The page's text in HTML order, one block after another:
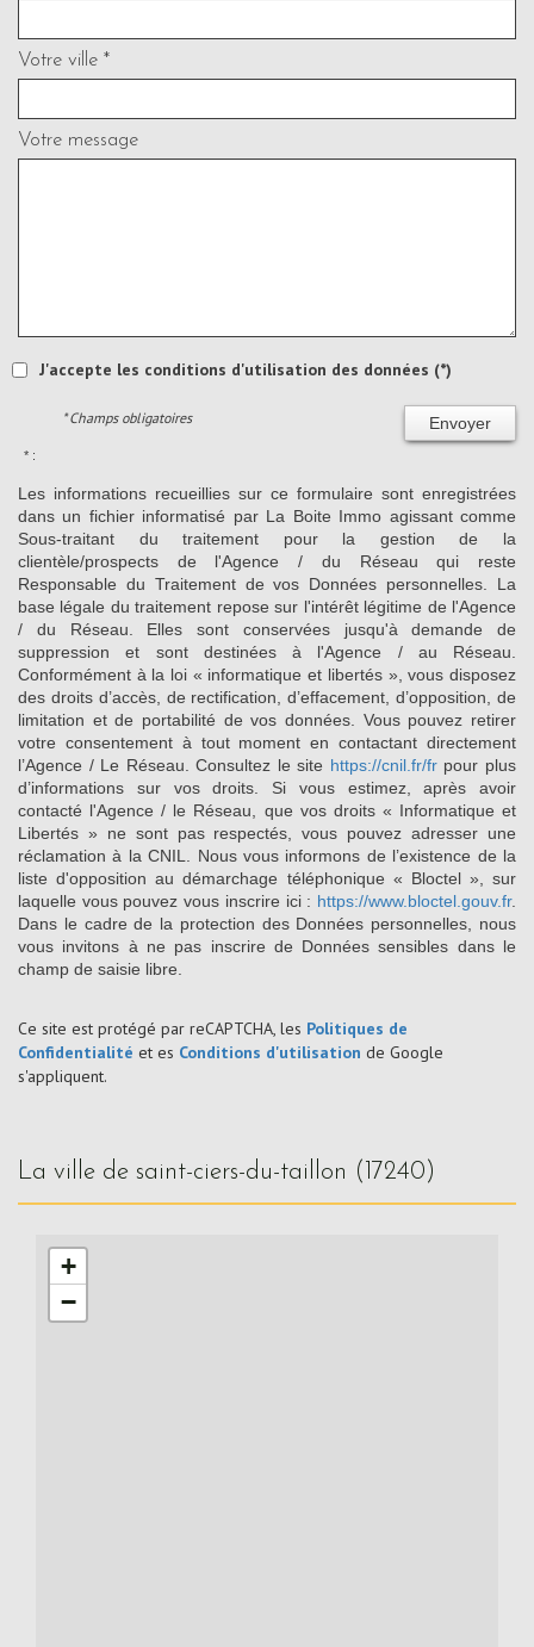
Votre ville *
Votre message
J'accepte les conditions d'utilisation des données (*)
Envoyer
* Champs obligatoires
* :
Les informations recueillies sur ce formulaire sont enregistrées
dans un fichier informatisé par La Boite Immo agissant comme
Sous-traitant du traitement pour la gestion de la
clientèle/prospects de l'Agence / du Réseau qui reste
Responsable du Traitement de vos Données personnelles. La
base légale du traitement repose sur l'intérêt légitime de l'Agence
/ du Réseau. Elles sont conservées jusqu'à demande de
suppression et sont destinées à l'Agence / au Réseau.
Conformément à la loi « informatique et libertés », vous disposez
des droits d’accès, de rectification, d’effacement, d’opposition, de
limitation et de portabilité de vos données. Vous pouvez retirer
votre consentement à tout moment en contactant directement
l’Agence / Le Réseau. Consultez le site https://cnil.fr/frpour plus
d’informations sur vos droits. Si vous estimez, après avoir
contacté l'Agence / le Réseau, que vos droits « Informatique et
Libertés » ne sont pas respectés, vous pouvez adresser une
réclamation à la CNIL. Nous vous informons de l’existence de la
liste d'opposition au démarchage téléphonique « Bloctel », sur
laquelle vous pouvez vous inscrire ici : https://www.bloctel.gouv.fr.
Dans le cadre de la protection des Données personnelles, nous
vous invitons à ne pas inscrire de Données sensibles dans le
champ de saisie libre.
Ce site est protégé par reCAPTCHA, les Politiques de
Confidentialité et es Conditions d'utilisation de Google
s'appliquent.
la ville de saint-ciers-du-taillon (17240)
+
−